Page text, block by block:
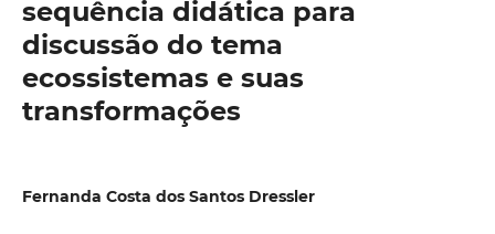
sequência didática para
discussão do tema
ecossistemas e suas
transformações
Fernanda Costa dos Santos Dressler